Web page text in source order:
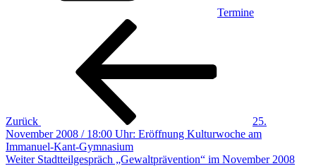
Termine
Beitragsnavigation
Zurück
25.
November 2008 / 18:00 Uhr: Eröffnung Kulturwoche am
Immanuel-Kant-Gymnasium
Nächster
Weiter Stadtteilgespräch „Gewaltprävention“ im November 2008